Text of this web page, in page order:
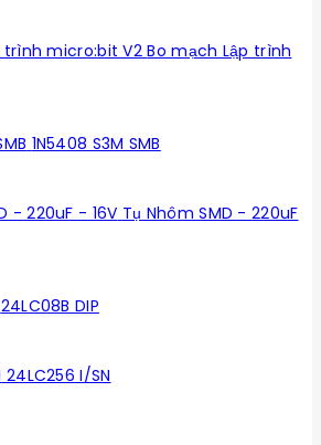
Bo mạch Lập trình
1N5408 S3M SMB
Tụ Nhôm SMD - 220uF
24LC08B DIP
24LC256 I/SN